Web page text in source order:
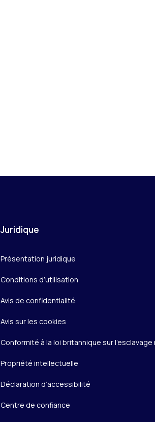
Juridique
Présentation juridique
Conditions d’utilisation
Avis de confidentialité
Avis sur les cookies
Conformité à la loi britannique sur
Propriété intellectuelle
Déclaration d’accessibilité
Centre de confiance